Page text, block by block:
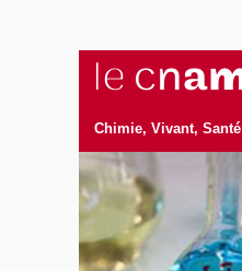
Chimie, Vivant, Santé